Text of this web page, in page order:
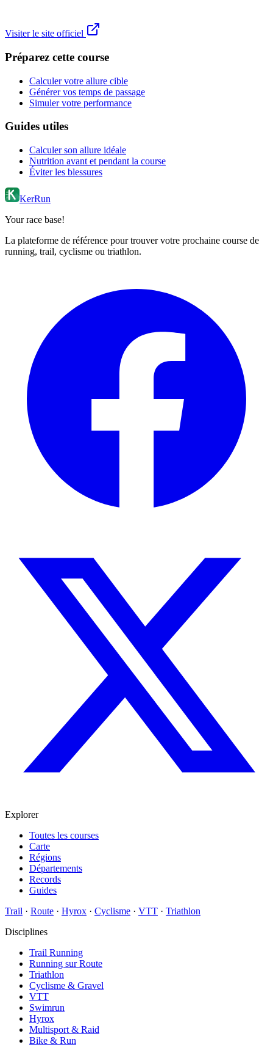
Visiter le site officiel
Préparez cette course
Calculer votre allure cible
Générer vos temps de passage
Simuler votre performance
Guides utiles
Calculer son allure idéale
Nutrition avant et pendant la course
Éviter les blessures
KerRun
Your race base!
La plateforme de référence pour trouver votre prochaine course de
running, trail, cyclisme ou triathlon.
Explorer
Toutes les courses
Carte
Régions
Départements
Records
Guides
Trail · Route · Hyrox · Cyclisme · VTT · Triathlon
Disciplines
Trail Running
Running sur Route
Triathlon
Cyclisme & Gravel
VTT
Swimrun
Hyrox
Multisport & Raid
Bike & Run